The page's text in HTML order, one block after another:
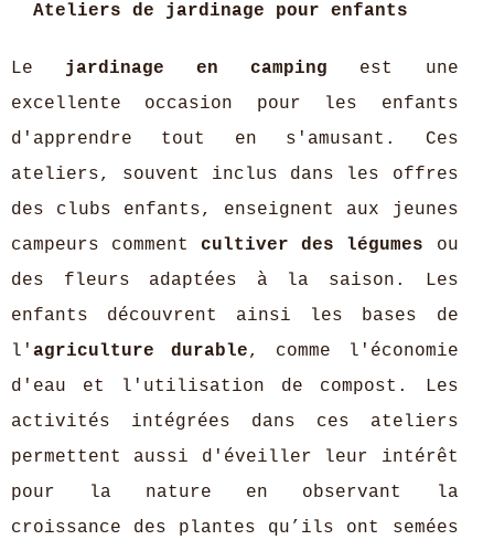
Ateliers de jardinage pour enfants
Le jardinage en camping est une
excellente occasion pour les enfants
d'apprendre tout en s'amusant. Ces
ateliers, souvent inclus dans les offres
des clubs enfants, enseignent aux jeunes
campeurs commentcultiver des légumes ou
des fleurs adaptées à la saison. Les
enfants découvrent ainsi les bases de
l' agriculture durable, comme l'économie
d'eau et l'utilisation de compost. Les
activités intégrées dans ces ateliers
permettent aussi d'éveiller leur intérêt
pour la nature en observant la
croissance des plantes qu’ils ont semées